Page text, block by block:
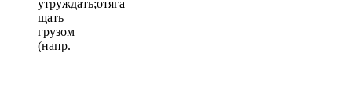
утруждать;отяга
щать
грузом
(напр.